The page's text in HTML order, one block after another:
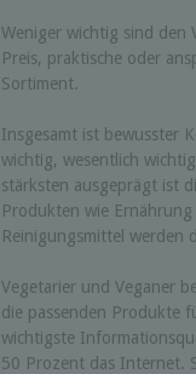
Weniger wichtig sind den
Preis, praktische oder
Sortiment.
Insgesamt ist bewusster
wichtig, wesentlich
stärksten ausgeprägt ist
Produkten wie
Reinigungsmittel werden
Vegetarier und Veganer
die passenden Produkte
wichtigste
50 Prozent das Internet.